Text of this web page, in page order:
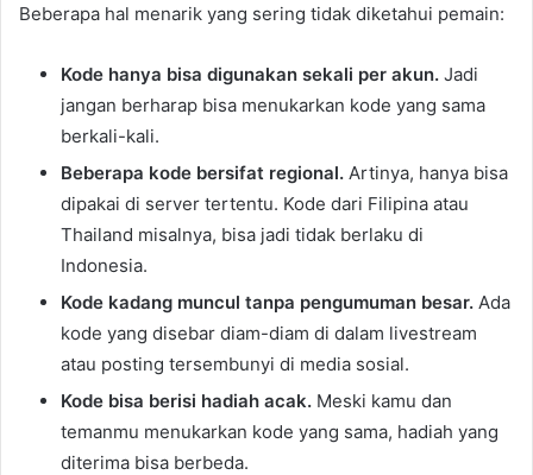
Beberapa hal menarik yang sering tidak diketahui pemain:
Kode hanya bisa digunakan sekali per akun. Jadi
jangan berharap bisa menukarkan kode yang sama
berkali-kali.
Beberapa kode bersifat regional. Artinya, hanya bisa
dipakai di server tertentu. Kode dari Filipina atau
Thailand misalnya, bisa jadi tidak berlaku di
Indonesia.
Kode kadang muncul tanpa pengumuman besar. Ada
kode yang disebar diam-diam di dalam livestream
atau posting tersembunyi di media sosial.
Kode bisa berisi hadiah acak. Meski kamu dan
temanmu menukarkan kode yang sama, hadiah yang
diterima bisa berbeda.